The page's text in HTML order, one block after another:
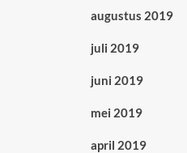
augustus 2019
juli 2019
juni 2019
mei 2019
april 2019